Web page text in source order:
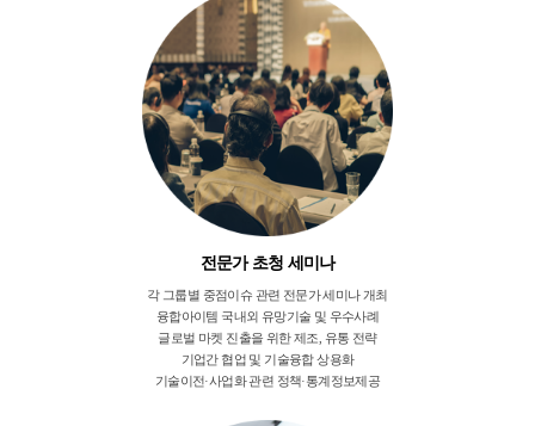
전문가 초청 세미나
각 그룹별 중점이슈 관련 전문가 세미나 개최
융합아이템 국내외 유망기술 및 우수사례
글로벌 마켓 진출을 위한 제조, 유통 전략
기업간 협업 및 기술융합 상용화
기술이전·사업화 관련 정책·통계정보제공